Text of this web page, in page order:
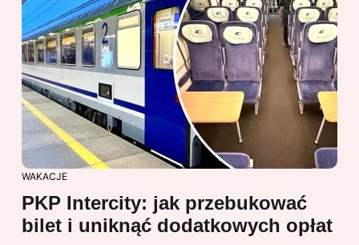
WAKACJE
PKP Intercity: jak przebukować
bilet i uniknąć dodatkowych opłat